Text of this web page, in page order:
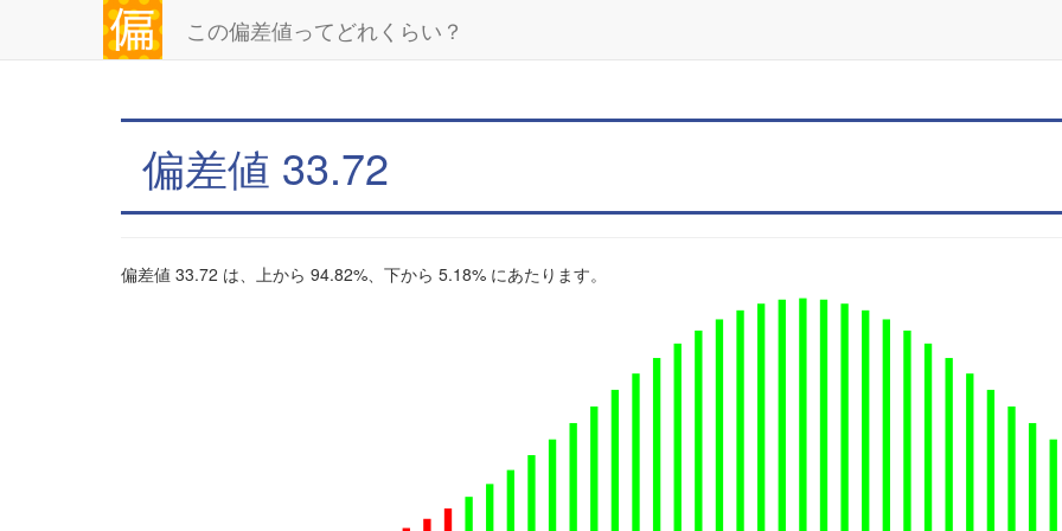
この偏差値ってどれくらい？
偏差値 33.72
偏差値 33.72 は、上から 94.82%、下から 5.18% にあたります。